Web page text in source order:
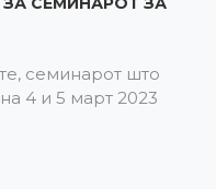
семинарот што
4 и 5 март 2023